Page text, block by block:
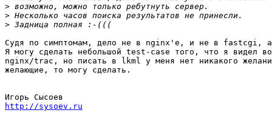
>
>
>
Судя по симптомам, дело не в nginx'е, и не в fastcgi,
Я могу сделать небольшой test-case того, что я видел во
nginx/trac, но писать в lkml у меня нет никакого
желающие, то могу сделать.
http://sysoev.ru